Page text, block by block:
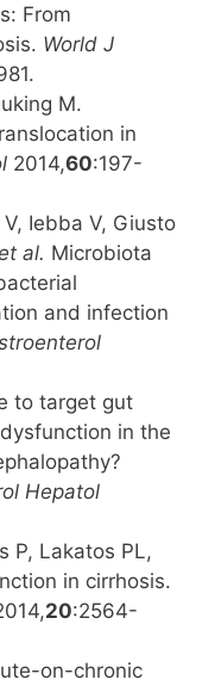
From
World J
M.
in
2014,60:197-
Iebba V, Giusto
al. Microbiota
and infection
to target gut
in the
Hepatol
P, Lakatos PL,
in cirrhosis.
20:2564-
on-chronic